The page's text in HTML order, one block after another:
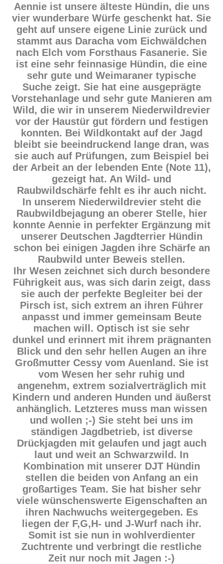
Aennie ist unsere älteste Hündin, die uns
vier wunderbare Würfe geschenkt hat. Sie
geht auf unsere eigene Linie zurück und
stammt aus Daracha vom Eichwäldchen
nach Elch vom Forsthaus Fasanerie. Sie
ist eine sehr feinnasige Hündin, die eine
sehr gute und Weimaraner typische
Suche zeigt. Sie hat eine ausgeprägte
Vorstehanlage und sehr gute Manieren am
Wild, die wir in unserem Niederwildrevier
vor der Haustür gut fördern und festigen
konnten. Bei Wildkontakt auf der Jagd
bleibt sie beeindruckend lange dran, was
sie auch auf Prüfungen, zum Beispiel bei
der Arbeit an der lebenden Ente (Note 11),
gezeigt hat. An Wild- und
Raubwildschärfe fehlt es ihr auch nicht.
In unserem Niederwildrevier steht die
Raubwildbejagung an oberer Stelle, hier
konnte Aennie in perfekter Ergänzung mit
unserer Deutschen Jagdterrier Hündin
schon bei einigen Jagden ihre Schärfe an
Raubwild unter Beweis stellen.
Ihr Wesen zeichnet sich durch besondere
Führigkeit aus, was sich darin zeigt, dass
sie auch der perfekte Begleiter bei der
Pirsch ist, sich extrem an ihren Führer
anpasst und immer gemeinsam Beute
machen will. Optisch ist sie sehr
dunkel und erinnert mit ihrem prägnanten
Blick und den sehr hellen Augen an ihre
Großmutter Cessy vom Auenland. Sie ist
vom Wesen her sehr ruhig und
angenehm, extrem sozialverträglich mit
Kindern und anderen Hunden und äußerst
anhänglich. Letzteres muss man wissen
und wollen ;-) Sie steht bei uns im
ständigen Jagdbetrieb, ist diverse
Drückjagden mit gelaufen und jagt auch
laut und weit an Schwarzwild. In
Kombination mit unserer DJT Hündin
stellen die beiden von Anfang an ein
großartiges Team. Sie hat bisher sehr
viele wünschenswerte Eigenschaften an
ihren Nachwuchs weitergegeben. Es
liegen der F,G,H- und J-Wurf nach ihr.
Somit ist sie nun in wohlverdienter
Zuchtrente und verbringt die restliche
Zeit nur noch mit Jagen :-)